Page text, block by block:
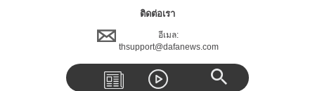
ติดต่อเรา
อีเมล:
thsupport@dafanews.com